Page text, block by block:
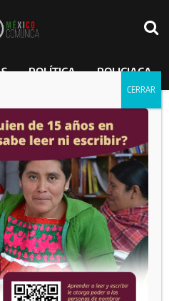
POLÍTICA POLICIACA
a la corte
una carta diciendo
a muy temprana
22